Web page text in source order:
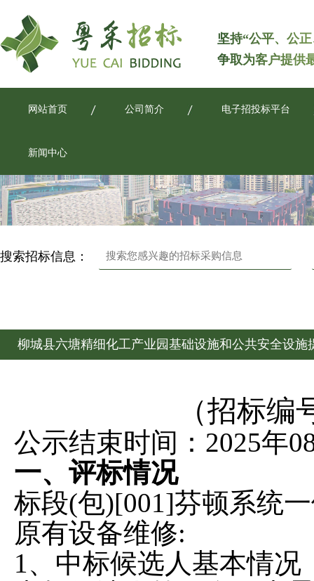
坚持“公平、公
争取为客户提供
网站首页 公司简介 电子招投标平台
新闻中心
搜索招标信息：
柳城县六塘精细化工产业园基础设施和公共安全设
（招标编
公示结束时间： 2025年
一、评标情况
标段(包)[001]芬顿系统
原有设备维修:
1、中标候选人基本情况